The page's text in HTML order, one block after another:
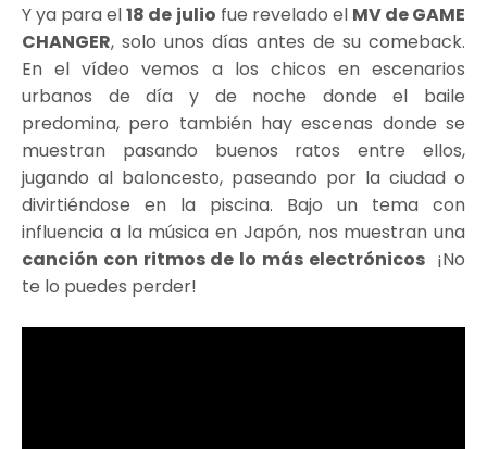
Y ya para el18 de julio fue revelado el MV de GAME
CHANGER, solo unos días antes de su comeback.
En el vídeo vemos a los chicos en escenarios
urbanos de día y de noche donde el baile
predomina, pero también hay escenas donde se
muestran pasando buenos ratos entre ellos,
jugando al baloncesto, paseando por la ciudad o
divirtiéndose en la piscina. Bajo un tema con
influencia a la música en Japón, nos muestran una
canción con ritmos de lo más electrónicos¡No
te lo puedes perder!